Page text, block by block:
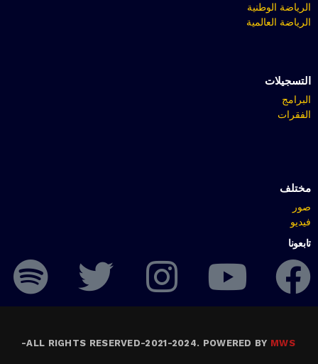
الرياضة الوطنية
الرياضة العالمية
التسجيلات
البرامج
الفقرات
مختلف
صور
فيديو
تابعونا
ALL RIGHTS RESERVED-2021-2024. POWERED BY MWS
-